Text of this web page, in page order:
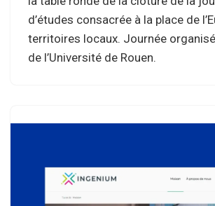
d’études consacrée à la place de
territoires locaux. Journée
de l’Université de Rouen.